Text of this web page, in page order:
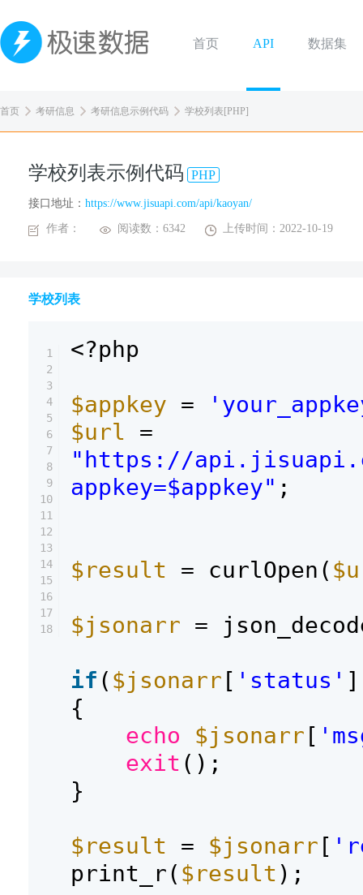
首页 API 数据集
首页 考研信息 考研信息示例代码 学校列表[PHP]
学校列表示例代码 PHP
接口地址： https://www.jisuapi.com/api/kaoyan/
作者： 阅读数：6342 上传时间：2022-10-19
学校列表
1
2
3
4
5
6
7
8
9
10
11
12
13
14
15
16
17
18
<?php
$appkey =
$url
=
"https://
appkey=$appkey" ;
$result = curlOpen(
$jsonarr =
if ( $jsonarr [ 'status'
{
echo
$jsonarr [
exit ();
}
$result = $jsonarr [
print_r( $result );